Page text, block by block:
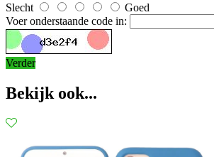
Slecht
Goed
Voer onderstaande code in:
Verder
Bekijk ook...